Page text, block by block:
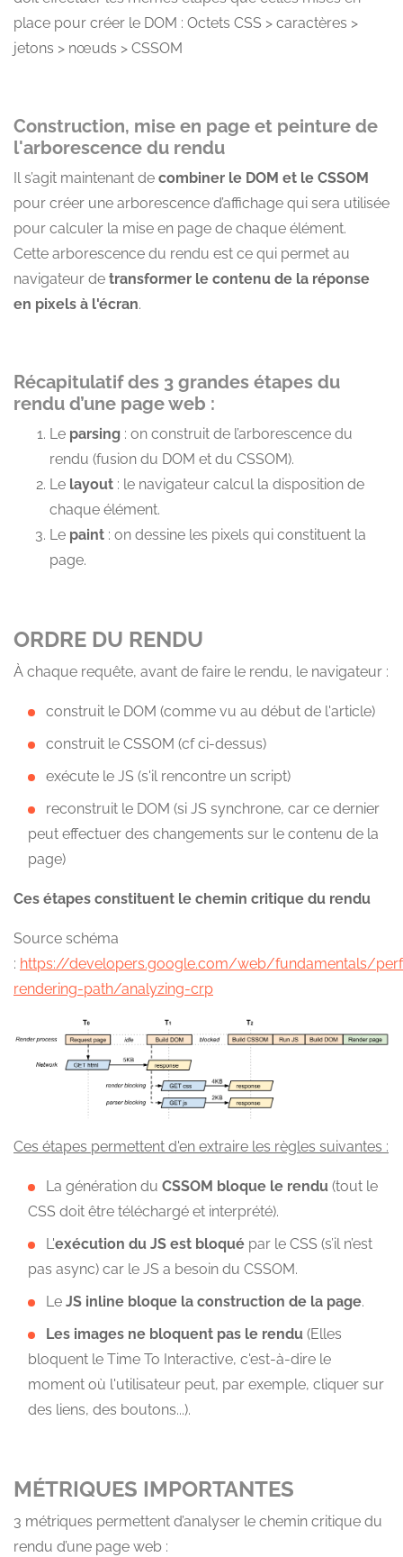
place pour créer le DOM : Octets CSS > caractères >
jetons > nœuds > CSSOM
Construction, mise en page et peinture de
l'arborescence du rendu
Il s’agit maintenant de combiner le DOM et le CSSOM
pour créer une arborescence d’affichage qui sera utilisée
pour calculer la mise en page de chaque élément.
Cette arborescence du rendu est ce qui permet au
navigateur de transformer le contenu de la réponse
en pixels à l'écran.
Récapitulatif des 3 grandes étapes du
rendu d’une page web :
Le parsing : on construit de l’arborescence du
rendu (fusion du DOM et du CSSOM).
Le layout : le navigateur calcul la disposition de
chaque élément.
Le paint : on dessine les pixels qui constituent la
page.
ORDRE DU RENDU
À chaque requête, avant de faire le rendu, le navigateur :
construit le DOM (comme vu au début de l'article)
construit le CSSOM (cf ci-dessus)
exécute le JS (s'il rencontre un script)
reconstruit le DOM (si JS synchrone, car ce dernier
peut effectuer des changements sur le contenu de la
page)
Ces étapes constituent le chemin critique du rendu
Source schéma
: https://developers.google.com/web/fundamentals/
rendering-path/analyzing-crp
Ces étapes permettent d'en extraire les règles suivantes :
La génération du CSSOM bloque le rendu (tout le
CSS doit être téléchargé et interprété).
L'exécution du JS est bloqué par le CSS (s’il n’est
pas async) car le JS a besoin du CSSOM.
Le JS inline bloque la construction de la page.
Les images ne bloquent pas le rendu (Elles
bloquent le Time To Interactive, c'est-à-dire le
moment où l'utilisateur peut, par exemple, cliquer sur
des liens, des boutons...).
MÉTRIQUES IMPORTANTES
3 métriques permettent d’analyser le chemin critique du
rendu d’une page web :